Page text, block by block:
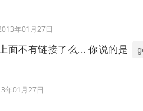
年01月27日
面不有链接了么... 你说的是
年01月27日